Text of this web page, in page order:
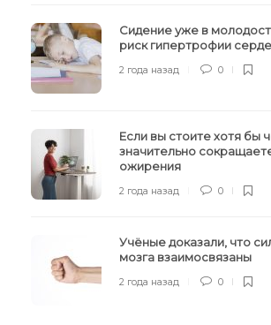
Сидение уже в
риск гипертрофии
2 года назад 0
Если вы стоите хотя бы
значительно
ожирения
2 года назад 0
Учёные доказали, что
мозга взаимосвязаны
2 года назад 0